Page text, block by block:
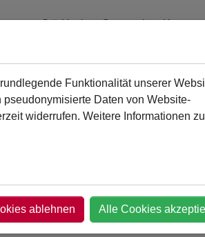
Städtisches Gymnasium Kamen
Arbeitsgemeinschaften (Fremd-
Funktionalität unserer
Daten von Website-
widerrufen. Weitere Informationen zu
ablehnen Alle Cookies